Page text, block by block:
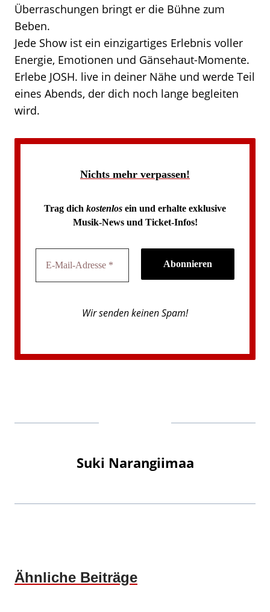
Überraschungen bringt er die Bühne zum
Beben.
Jede Show ist ein einzigartiges Erlebnis voller
Energie, Emotionen und Gänsehaut-Momente.
Erlebe JOSH. live in deiner Nähe und werde Teil
eines Abends, der dich noch lange begleiten
wird.
Nichts mehr verpassen!
Trag dich kostenlos ein und erhalte exklusive
Musik-News und Ticket-Infos!
Wir senden keinen Spam!
Suki Narangiimaa
Ähnliche Beiträge